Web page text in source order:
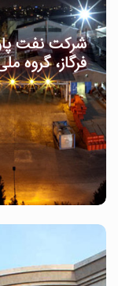
شرکت نفت
فرگاز، گروه